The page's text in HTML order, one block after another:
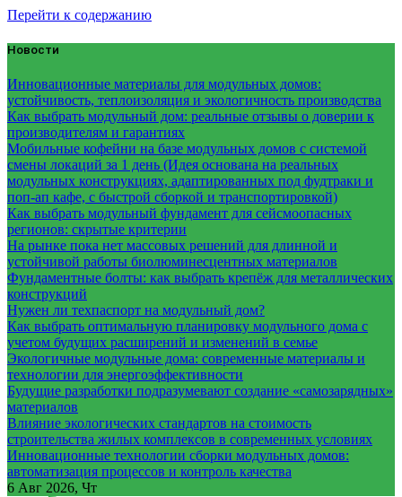
Перейти к содержанию
Новости
Инновационные материалы для модульных домов:
устойчивость, теплоизоляция и экологичность производства
Как выбрать модульный дом: реальные отзывы о доверии к
производителям и гарантиях
Мобильные кофейни на базе модульных домов с системой
смены локаций за 1 день (Идея основана на реальных
модульных конструкциях, адаптированных под фудтраки и
поп-ап кафе, с быстрой сборкой и транспортировкой)
Как выбрать модульный фундамент для сейсмоопасных
регионов: скрытые критерии
На рынке пока нет массовых решений для длинной и
устойчивой работы биолюминесцентных материалов
Фундаментные болты: как выбрать крепёж для металлических
конструкций
Нужен ли техпаспорт на модульный дом?
Как выбрать оптимальную планировку модульного дома с
учетом будущих расширений и изменений в семье
Экологичные модульные дома: современные материалы и
технологии для энергоэффективности
Будущие разработки подразумевают создание «самозарядных»
материалов
Влияние экологических стандартов на стоимость
строительства жилых комплексов в современных условиях
Инновационные технологии сборки модульных домов:
автоматизация процессов и контроль качества
6 Авг 2026, Чт